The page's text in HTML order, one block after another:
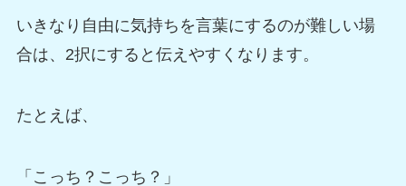
いきなり自由に気持ちを言葉にするのが難しい場
合は、2択にすると伝えやすくなります。
たとえば、
「こっち？こっち？」